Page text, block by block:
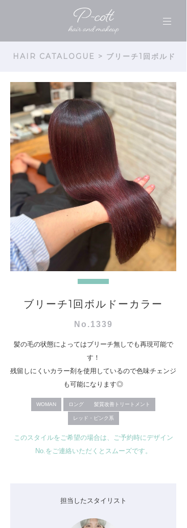
HAIR CATALOGUE > ブリーチ1回ボルド
ブリーチ1回ボルドーカラー
No.1339
髪の毛の状態によってはブリーチ無しでも再現可能で
す！
残留しにくいカラー剤を使用しているので色味チェンジ
も可能になります◎
WOMAN ロング 髪質改善トリートメント
レッド・ピンク系
このスタイルをご希望の場合は、ご予約時にデザイン
No.をご連絡いただくとスムーズです。
担当したスタイリスト